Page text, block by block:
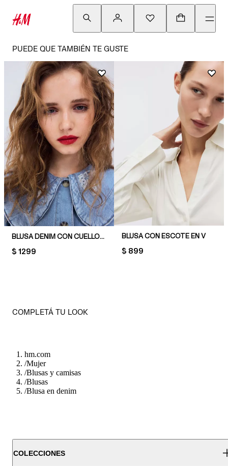
PUEDE QUE TAMBIÉN TE GUSTE
BLUSA DENIM CON CUELLO PETER PAN
PRICE:
$ 1299
BLUSA CON ESCOTE EN V
PRICE:
$ 899
COMPLETÁ TU LOOK
hm.com
/Mujer
/Blusas y camisas
/Blusas
/Blusa en denim
COLECCIONES